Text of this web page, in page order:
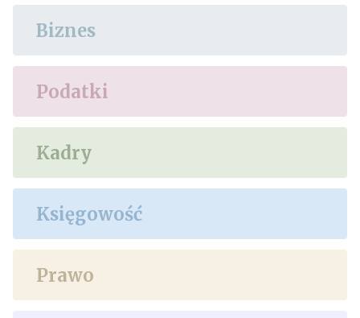
Biznes
Podatki
Kadry
Księgowość
Prawo